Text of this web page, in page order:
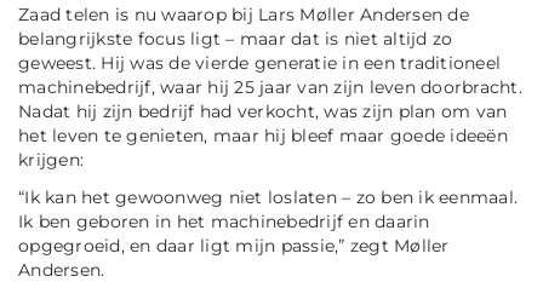
Zaad telen is nu waarop bij Lars Møller Andersen de
belangrijkste focus ligt – maar dat is niet altijd zo
geweest. Hij was de vierde generatie in een traditioneel
machinebedrijf, waar hij 25 jaar van zijn leven doorbracht.
Nadat hij zijn bedrijf had verkocht, was zijn plan om van
het leven te genieten, maar hij bleef maar goede ideeën
krijgen:
“Ik kan het gewoonweg niet loslaten – zo ben ik eenmaal.
Ik ben geboren in het machinebedrijf en daarin
opgegroeid, en daar ligt mijn passie,” zegt Møller
Andersen.